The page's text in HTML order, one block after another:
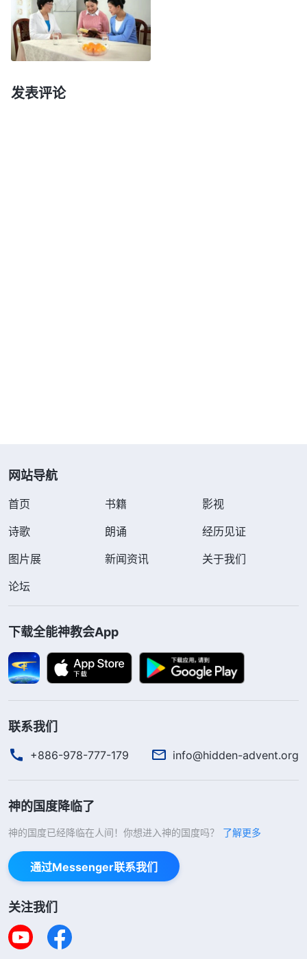
作，以色列可以是他在地作工的占据点，同样，中国
也能成为他在外邦族作工的占据点，现在不就成就
了‘耶和华的名必在外邦被尊为大’这话了吗？
工，神都是先选择一个作工地点，然后以点带面将工
作逐渐扩展出去，完成神拯救全人类的工作，这是神
作工的原则。如果按我们的观念想象，认为律法时
代、恩典时代的工作神都作在以色列，那神就是以色
才是真正的神选民，配得着神的祝福，神不会在外邦
华的名必在外邦被尊为大
呢？末世，神重返肉身作工在无神论掌权的中国，打
破了所有人的观念，我们从中看到神作工不守规条，
神都是按着他的计划作工作。同时我们也看到，神不
仅拯救以色列人，也拯救外邦人，神不光是以色列人
的神，神是全人类的神，神是所有受造之物的神。神
听了姊妹的交通，我很蒙羞，我真是不认识神
啊！看到神在以色列作了律法时代和恩典时代的工
作，我就定规神只能在以色列显现作工，想想如果神
人的神了吗？这不是在否认神是整个人类的主宰吗？
神在哪里显现作工都有神的计划，更有神的智慧，我
发表评论
网站导航
首页 书籍
影视
诗歌
朗诵
经历见证
图片展
新闻资讯
关于我们
论坛
下载全能神教会App
联系我们
+886-978-777-179 info@hidden-advent.org
神的国度降临了
神的国度已经降临在人间！你想进入神的国度吗？ 了解更多
通过Messenger联系我们
关注我们